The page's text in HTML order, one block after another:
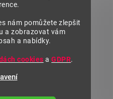
nám pomůžete zlepšit
a zobrazovat vám
a nabídky.
cookies aGDPR.